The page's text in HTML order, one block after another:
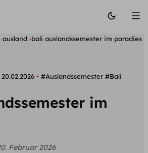
ausland bali auslandssemester im paradies
20.02.2026 #Auslandssemester #Bali
im
Februar 2026